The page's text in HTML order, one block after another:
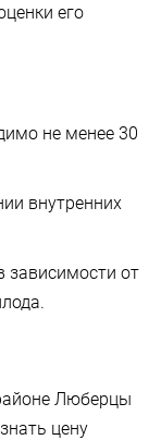
его
не менее 30
внутренних
зависимости от
Люберцы
цену